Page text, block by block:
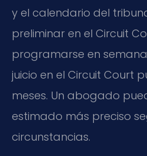
y el calendario del
preliminar en el Circuit
programarse en
juicio en el Circuit Court
meses. Un abogado
estimado más preciso
circunstancias.